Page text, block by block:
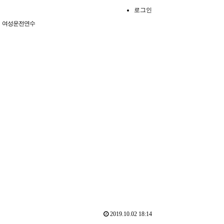
로그인
여성운전연수
2019.10.02 18:14